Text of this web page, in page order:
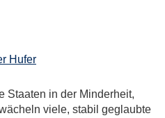
Hufer
Staaten in der Minderheit,
viele, stabil geglaubte